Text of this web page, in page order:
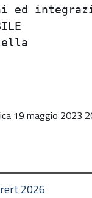
ed
19 maggio 2023
2026